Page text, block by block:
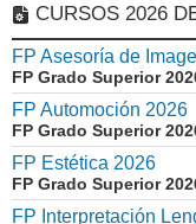
CURSOS 2026
FP Asesoría de
FP Grado Superior
FP Automoción 2026
FP Grado Superior
FP Estética 2026
FP Grado Superior
FP Interpretación